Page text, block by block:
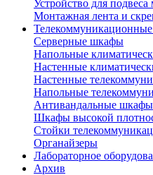
Устройство для подвеса
Монтажная лента и
Серверные шкафы
Напольные
Настенные
Настенные
Напольные
Антивандальные шкафы
Шкафы высокой
Стойки
Органайзеры
Лабораторное
Архив